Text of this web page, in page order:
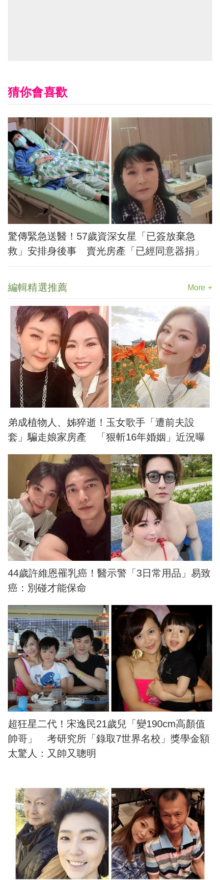
猜你會喜歡
驚傳緊急送醫！57歲資深女星「已簽放棄急
救」安排身後事 賣光房產「已經同意器捐」
編輯精選推薦 More +
弟成植物人、姊猝逝！玉女歌手「遭前夫設
套」騙走娘家房產 「狠斬16年婚姻」近況曝
44歲許維恩罹乳癌！醫示警「3日常用品」易致
癌：別碰才能保命
超狂星二代！宋逸民21歲兒「變190cm高顏值
帥哥」 考研究所「錄取7世界名校」獎學金額
太驚人：又帥又聰明